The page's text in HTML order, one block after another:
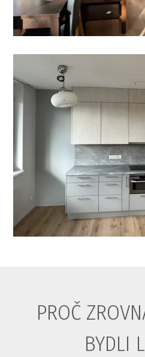
PROČ
BYDLI